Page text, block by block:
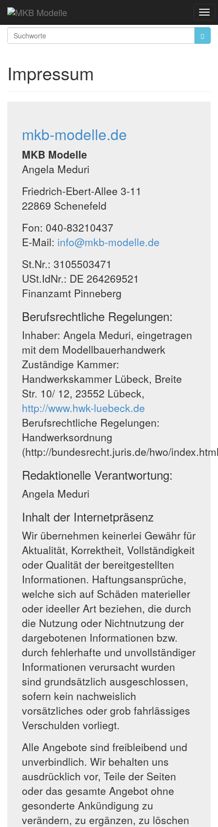
Startseite Impressum
Impressum
mkb-modelle.de
MKB Modelle
Angela Meduri
Friedrich-Ebert-Allee 3-11
22869 Schenefeld
Fon: 040-83210437
E-Mail: info@mkb-modelle.de
St.Nr.: 3105503471
USt.IdNr.: DE 264269521
Finanzamt Pinneberg
Berufsrechtliche Regelungen:
Inhaber: Angela Meduri, eingetragen
mit dem Modellbauerhandwerk
Zuständige Kammer:
Handwerkskammer Lübeck, Breite
Str. 10/ 12, 23552 Lübeck,
http://www.hwk-luebeck.de
Berufsrechtliche Regelungen:
Handwerksordnung
(http://bundesrecht.juris.de/hwo/
Redaktionelle Verantwortung:
Angela Meduri
Inhalt der Internetpräsenz
Wir übernehmen keinerlei Gewähr für
Aktualität, Korrektheit, Vollständigkeit
oder Qualität der bereitgestellten
Informationen. Haftungsansprüche,
welche sich auf Schäden materieller
oder ideeller Art beziehen, die durch
die Nutzung oder Nichtnutzung der
dargebotenen Informationen bzw.
durch fehlerhafte und unvollständiger
Informationen verursacht wurden
sind grundsätzlich ausgeschlossen,
sofern kein nachweislich
vorsätzliches oder grob fahrlässiges
Verschulden vorliegt.
Alle Angebote sind freibleibend und
unverbindlich. Wir behalten uns
ausdrücklich vor, Teile der Seiten
oder das gesamte Angebot ohne
gesonderte Ankündigung zu
verändern, zu ergänzen, zu löschen